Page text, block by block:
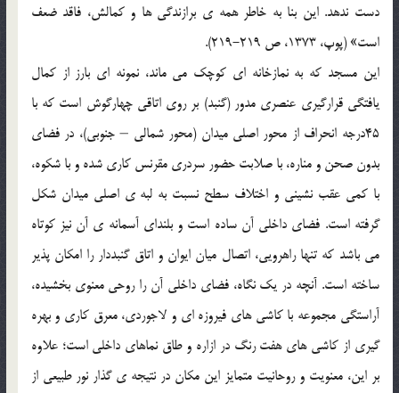
دست ندهد. این بنا به خاطر همه ی برازندگی ها و کمالش، فاقد ضعف
است» (پوپ، 1373، ص 219-219).
این مسجد که به نمازخانه ای کوچک می ماند، نمونه ای بارز از کمال
یافتگی قرارگیری عنصری مدور (گنبد) بر روی اتاقی چهارگوش است که با
45درجه انحراف از محور اصلی میدان (محور شمالی – جنوبی)، در فضای
بدون صحن و مناره، با صلابت حضور سردری مقرنس کاری شده و با شکوه،
با کمی عقب نشینی و اختلاف سطح نسبت به لبه ی اصلی میدان شکل
گرفته است. فضای داخلی آن ساده است و بلندای آسمانه ی آن نیز کوتاه
می باشد که تنها راهرویی، اتصال میان ایوان و اتاق گنبددار را امکان پذیر
ساخته است. آنچه در یک نگاه، فضای داخلی آن را روحی معنوی بخشیده،
آراستگی مجموعه با کاشی های فیروزه ای و لاجوردی، معرق کاری و بهره
گیری از کاشی های هفت رنگ در ازاره و طاق نماهای داخلی است؛ علاوه
بر این، معنویت و روحانیت متمایز این مکان در نتیجه ی گذار نور طبیعی از